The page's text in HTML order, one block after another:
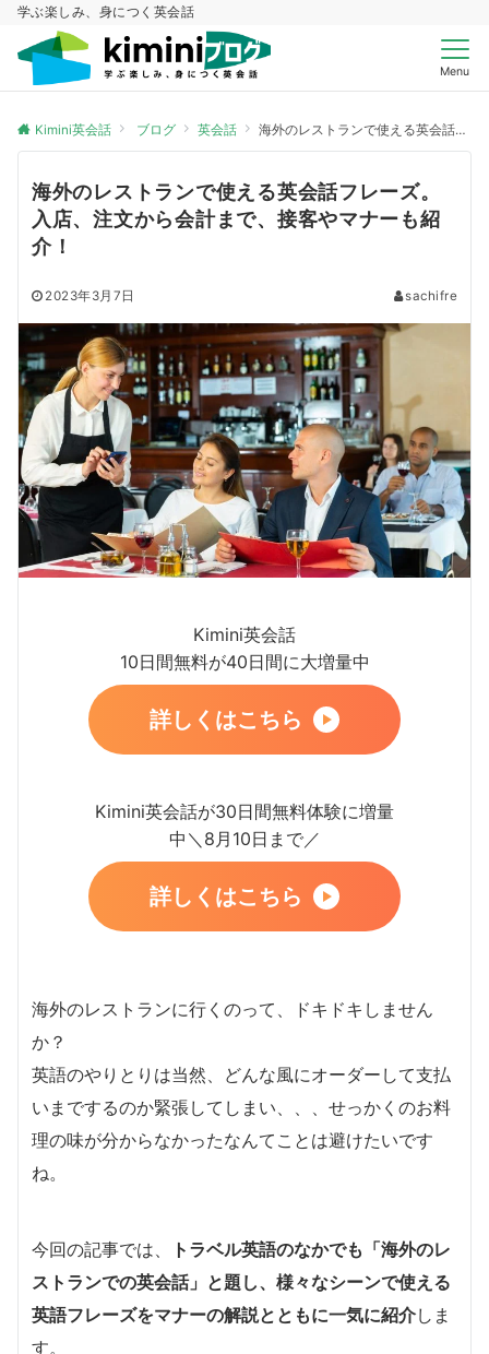
学ぶ楽しみ、身につく英会話
Menu
Kimini英会話 ブログ 英会話 海外のレストランで使える英会話フレーズ。入店、注文から会計まで、接客やマナーも紹介！
海外のレストランで使える英会話フレーズ。
入店、注文から会計まで、接客やマナーも紹
介！
2023年3月7日 sachifre
Kimini英会話
10日間無料が40日間に大増量中
詳しくはこちら
Kimini英会話が30日間無料体験に増量
中＼8月10日まで／
詳しくはこちら
海外のレストランに行くのって、ドキドキしません
か？
英語のやりとりは当然、どんな風にオーダーして支払
いまでするのか緊張してしまい、、、せっかくのお料
理の味が分からなかったなんてことは避けたいです
ね。
今回の記事では、
トラベル英語のなかでも「海外のレ
ストランでの英会話」と題し、様々なシーンで使える
英語フレーズをマナーの解説とともに一気に紹介しま
す。